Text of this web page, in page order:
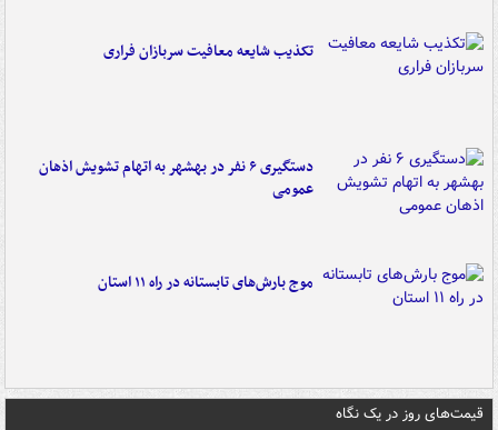
تکذیب شایعه معافیت سربازان فراری
دستگیری ۶ نفر در بهشهر به اتهام تشویش اذهان
عمومی
موج بارش‌های تابستانه در راه ۱۱ استان
قیمت‌های روز در یک نگاه